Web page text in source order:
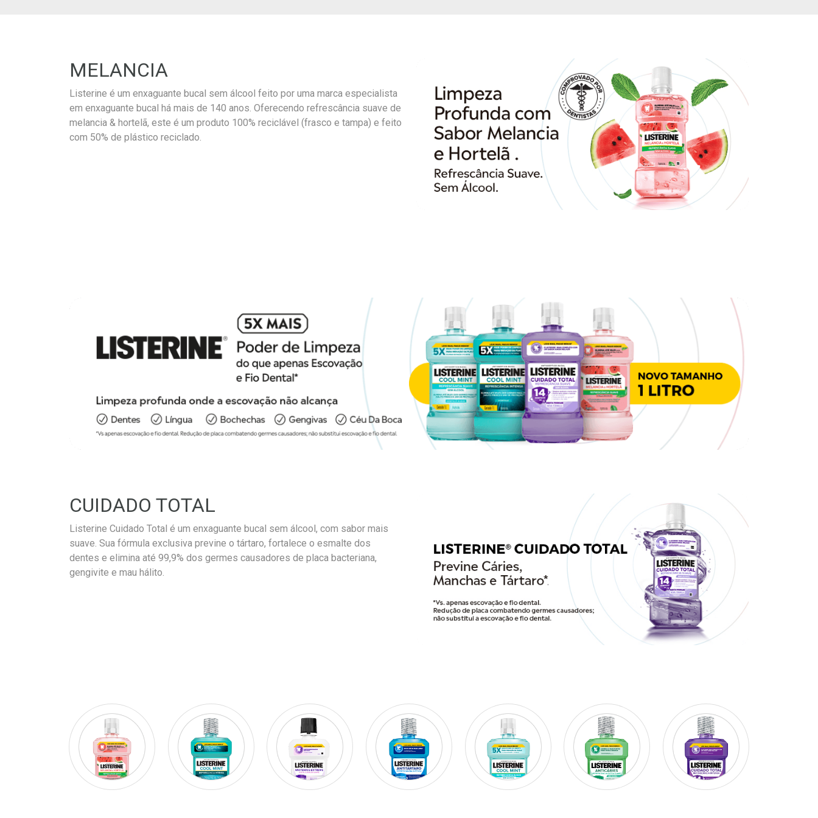
MELANCIA
Listerine é um enxaguante bucal sem álcool feito por uma marca especialista
em enxaguante bucal há mais de 140 anos. Oferecendo refrescância suave de
melancia & hortelã, este é um produto 100% reciclável (frasco e tampa) e feito
com 50% de plástico reciclado.
CUIDADO TOTAL
Listerine Cuidado Total é um enxaguante bucal sem álcool, com sabor mais
suave. Sua fórmula exclusiva previne o tártaro, fortalece o esmalte dos
dentes e elimina até 99,9% dos germes causadores de placa bacteriana,
gengivite e mau hálito.